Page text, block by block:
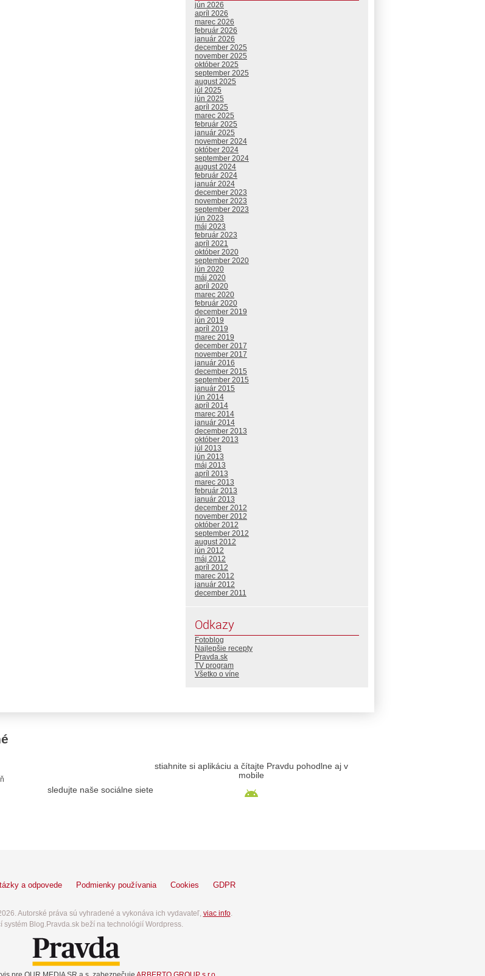
jún 2026
apríl 2026
marec 2026
február 2026
január 2026
december 2025
november 2025
október 2025
september 2025
august 2025
júl 2025
jún 2025
apríl 2025
marec 2025
február 2025
január 2025
november 2024
október 2024
september 2024
august 2024
február 2024
január 2024
december 2023
november 2023
september 2023
jún 2023
máj 2023
február 2023
apríl 2021
október 2020
september 2020
jún 2020
máj 2020
apríl 2020
marec 2020
február 2020
december 2019
jún 2019
apríl 2019
marec 2019
december 2017
november 2017
január 2016
december 2015
september 2015
január 2015
jún 2014
apríl 2014
marec 2014
január 2014
december 2013
október 2013
júl 2013
jún 2013
máj 2013
apríl 2013
marec 2013
február 2013
január 2013
december 2012
november 2012
október 2012
september 2012
august 2012
jún 2012
máj 2012
apríl 2012
marec 2012
január 2012
december 2011
Odkazy
Fotoblog
Najlepšie recepty
Pravda.sk
TV program
Všetko o víne
sledujte naše sociálne siete
stiahnite si aplikáciu a čítajte Pravdu pohodlne aj v
mobile
a odpovede Podmienky používania Cookies GDPR
Autorské práva sú vyhradené a vykonáva ich vydavateľ, viac info.
systém Blog.Pravda.sk beží na technológií Wordpress.